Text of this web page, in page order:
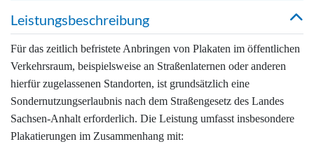
Leistungsbeschreibung
Für das zeitlich befristete Anbringen von Plakaten im öffentlichen
Verkehrsraum, beispielsweise an Straßenlaternen oder anderen
hierfür zugelassenen Standorten, ist grundsätzlich eine
Sondernutzungserlaubnis nach dem Straßengesetz des Landes
Sachsen-Anhalt erforderlich. Die Leistung umfasst insbesondere
Plakatierungen im Zusammenhang mit: